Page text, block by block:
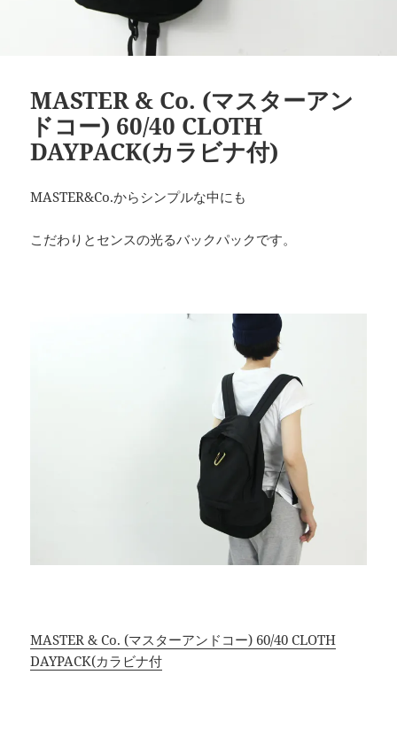
MASTER & Co. (マスターアン
ドコー) 60/40 CLOTH
DAYPACK(カラビナ付)
MASTER&Co.からシンプルな中にも
こだわりとセンスの光るバックパックです。
MASTER & Co. (マスターアンドコー) 60/40 CLOTH
DAYPACK(カラビナ付